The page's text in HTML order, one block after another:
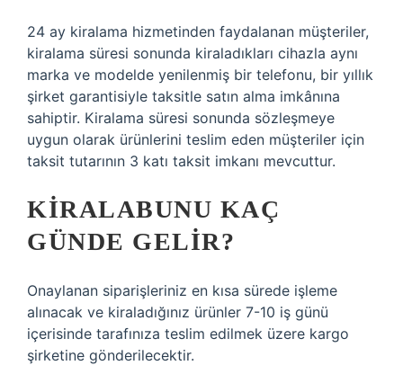
24 ay kiralama hizmetinden faydalanan müşteriler,
kiralama süresi sonunda kiraladıkları cihazla aynı
marka ve modelde yenilenmiş bir telefonu, bir yıllık
şirket garantisiyle taksitle satın alma imkânına
sahiptir. Kiralama süresi sonunda sözleşmeye
uygun olarak ürünlerini teslim eden müşteriler için
taksit tutarının 3 katı taksit imkanı mevcuttur.
KIRALABUNU KAÇ
GÜNDE GELIR?
Onaylanan siparişleriniz en kısa sürede işleme
alınacak ve kiraladığınız ürünler 7-10 iş günü
içerisinde tarafınıza teslim edilmek üzere kargo
şirketine gönderilecektir.